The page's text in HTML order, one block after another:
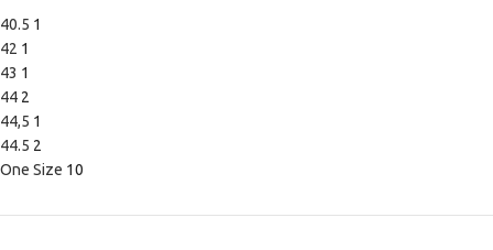
40.5 1
42 1
43 1
44 2
44,5 1
44.5 2
One Size 10